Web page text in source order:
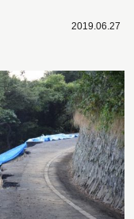
2019.06.27